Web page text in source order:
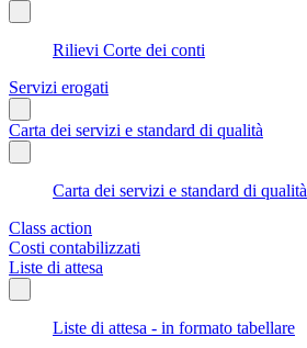
Rilievi Corte dei conti
Servizi erogati
Carta dei servizi e standard di qualità
Carta dei servizi e standard di qualità
Class action
Costi contabilizzati
Liste di attesa
Liste di attesa - in formato tabellare